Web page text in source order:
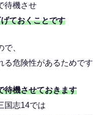
待機させ
ておくことです
、
る危険性があるためです
待機させておきます
国志14では